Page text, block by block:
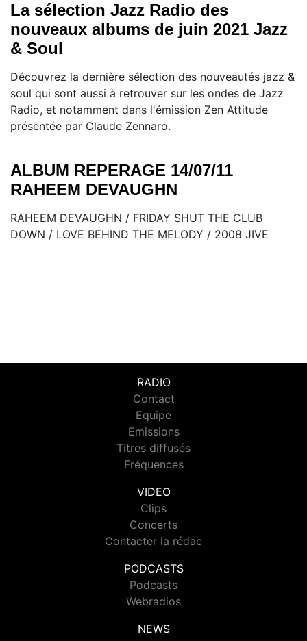
La sélection Jazz Radio des
nouveaux albums de juin 2021 Jazz
& Soul
Découvrez la dernière sélection des nouveautés jazz &
soul qui sont aussi à retrouver sur les ondes de Jazz
Radio, et notamment dans l'émission Zen Attitude
présentée par Claude Zennaro.
ALBUM REPERAGE 14/07/11
RAHEEM DEVAUGHN
RAHEEM DEVAUGHN / FRIDAY SHUT THE CLUB
DOWN / LOVE BEHIND THE MELODY / 2008 JIVE
RADIO
Contact
Equipe
Emissions
Titres diffusés
Fréquences
VIDEO
Clips
Concerts
Contacter la rédac
PODCASTS
Podcasts
Webradios
NEWS